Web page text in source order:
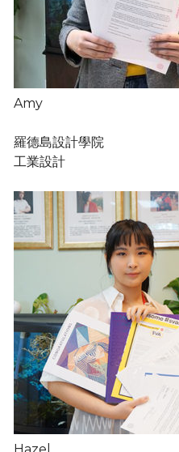
Amy
羅德島設計學院
工業設計
Hazel